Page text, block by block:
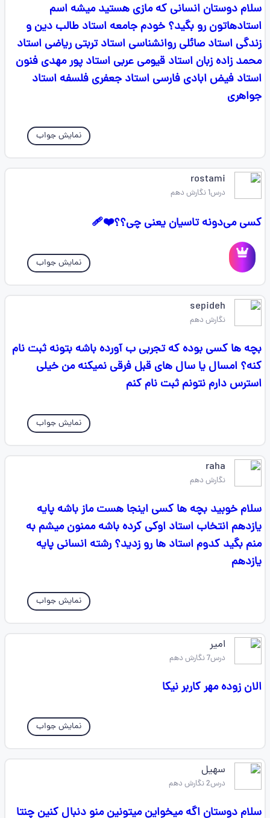
سلام دوستان انسانی که مازی هستید میشه اسم
استادهاتون رو بگید؟ خودم جامعه استاد طالب دین و
زندگی استاد صائلی روانشناسی استاد تربتی ریاضی استاد
محمد زاده زبان استاد قیومی عربی استاد پور مهدی فنون
استاد فیض ابادی فارسی استاد جعفری فلسفه استاد
جواهری
نمایش جواب
rostami
درس1 نگارش دهم
کسی می‌دونه تاسیان یعنی چی؟؟❤️‍🩹
نمایش جواب
sepideh
نگارش دهم
بچه ها کسی بوده که تجربی ب آورده باشه بتونه ثبت نام
کنه؟ امسال یا سال های قبل فرقی نمیکنه من خیلی
استرس دارم نتونم ثبت نام کنم
نمایش جواب
raha
نگارش دهم
سلام خوبید بچه ها کسی اینجا هست ماز باشه پایه
یازدهم انتخاب استاد اوکی کرده باشه ممنون میشم به
منم بگید کدوم استاد ها رو زدید؟ رشته انسانی پایه
یازدهم
نمایش جواب
امیر
درس7 نگارش دهم
الان زوده مهر کاربر نیکا
نمایش جواب
سهیل
درس2 نگارش دهم
سلام دوستان اگه میخواین میتونین منو دنبال کنین چنتا